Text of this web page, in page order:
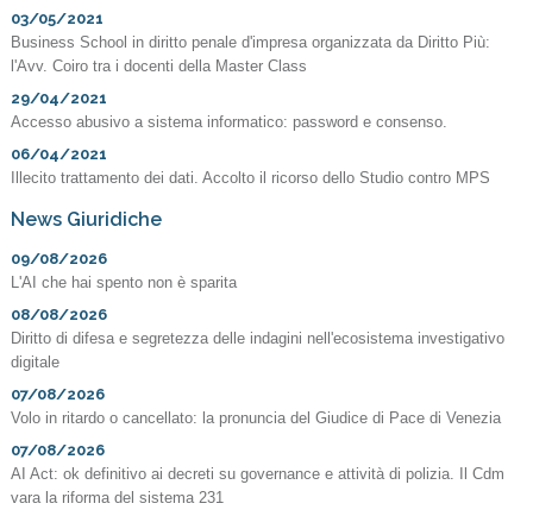
03/05/2021
Business School in diritto penale d'impresa organizzata da Diritto Più:
l'Avv. Coiro tra i docenti della Master Class
29/04/2021
Accesso abusivo a sistema informatico: password e consenso.
06/04/2021
Illecito trattamento dei dati. Accolto il ricorso dello Studio contro MPS
News Giuridiche
09/08/2026
L'AI che hai spento non è sparita
08/08/2026
Diritto di difesa e segretezza delle indagini nell'ecosistema investigativo
digitale
07/08/2026
Volo in ritardo o cancellato: la pronuncia del Giudice di Pace di Venezia
07/08/2026
AI Act: ok definitivo ai decreti su governance e attività di polizia. Il Cdm
vara la riforma del sistema 231